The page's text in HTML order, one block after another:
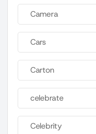
Camera
Cars
Carton
celebrate
Celebrity